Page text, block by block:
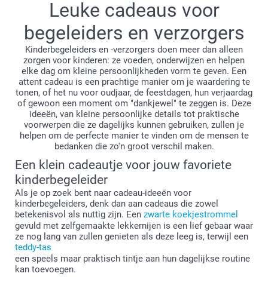
Leuke cadeaus voor
begeleiders en verzorgers
Kinderbegeleiders en -verzorgers doen meer dan alleen
zorgen voor kinderen: ze voeden, onderwijzen en helpen
elke dag om kleine persoonlijkheden vorm te geven. Een
attent cadeau is een prachtige manier om je waardering te
tonen, of het nu voor oudjaar, de feestdagen, hun verjaardag
of gewoon een moment om "dankjewel" te zeggen is. Deze
ideeën, van kleine persoonlijke details tot praktische
voorwerpen die ze dagelijks kunnen gebruiken, zullen je
helpen om de perfecte manier te vinden om de mensen te
bedanken die zo'n groot verschil maken.
Een klein cadeautje voor jouw favoriete
kinderbegeleider
Als je op zoek bent naar cadeau-ideeën voor
kinderbegeleiders, denk dan aan cadeaus die zowel
betekenisvol als nuttig zijn. Een zwarte koekjestrommel
gevuld met zelfgemaakte lekkernijen is een lief gebaar waar
ze nog lang van zullen genieten als deze leeg is, terwijl een
teddy-tas
een speels maar praktisch tintje aan hun dagelijkse routine
kan toevoegen.